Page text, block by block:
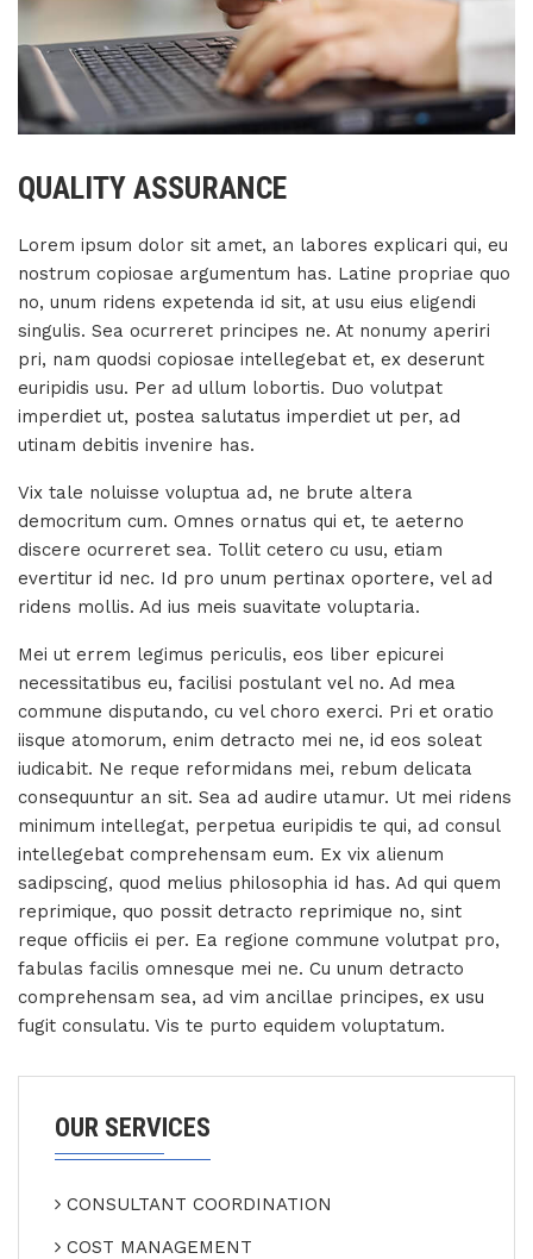
QUALITY ASSURANCE
Lorem ipsum dolor sit amet, an labores explicari qui, eu
nostrum copiosae argumentum has. Latine propriae quo
no, unum ridens expetenda id sit, at usu eius eligendi
singulis. Sea ocurreret principes ne. At nonumy aperiri
pri, nam quodsi copiosae intellegebat et, ex deserunt
euripidis usu. Per ad ullum lobortis. Duo volutpat
imperdiet ut, postea salutatus imperdiet ut per, ad
utinam debitis invenire has.
Vix tale noluisse voluptua ad, ne brute altera
democritum cum. Omnes ornatus qui et, te aeterno
discere ocurreret sea. Tollit cetero cu usu, etiam
evertitur id nec. Id pro unum pertinax oportere, vel ad
ridens mollis. Ad ius meis suavitate voluptaria.
Mei ut errem legimus periculis, eos liber epicurei
necessitatibus eu, facilisi postulant vel no. Ad mea
commune disputando, cu vel choro exerci. Pri et oratio
iisque atomorum, enim detracto mei ne, id eos soleat
iudicabit. Ne reque reformidans mei, rebum delicata
consequuntur an sit. Sea ad audire utamur. Ut mei ridens
minimum intellegat, perpetua euripidis te qui, ad consul
intellegebat comprehensam eum. Ex vix alienum
sadipscing, quod melius philosophia id has. Ad qui quem
reprimique, quo possit detracto reprimique no, sint
reque officiis ei per. Ea regione commune volutpat pro,
fabulas facilis omnesque mei ne. Cu unum detracto
comprehensam sea, ad vim ancillae principes, ex usu
fugit consulatu. Vis te purto equidem voluptatum.
OUR SERVICES
CONSULTANT COORDINATION
COST MANAGEMENT